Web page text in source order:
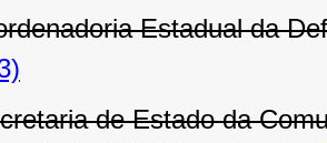
Estadual da
de Estado da